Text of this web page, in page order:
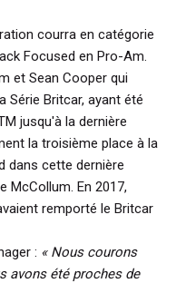
courra en catégorie
Focused en Pro-Am.
et Sean Cooper qui
Série Britcar, ayant été
jusqu'à la dernière
la troisième place à la
dans cette dernière
McCollum. En 2017,
remporté le Britcar
: « Nous courons
avons été proches de